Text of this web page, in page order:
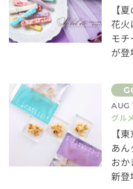
【
花
モチ
が登
AUG
グル
【
あ
お
新